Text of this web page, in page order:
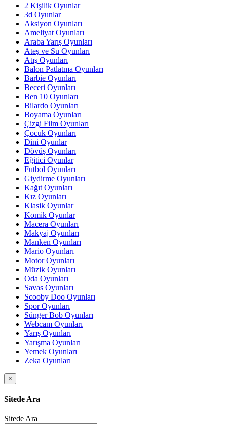
2 Kişilik Oyunlar
3d Oyunlar
Aksiyon Oyunları
Ameliyat Oyunları
Araba Yarış Oyunları
Ateş ve Su Oyunları
Atış Oyunları
Balon Patlatma Oyunları
Barbie Oyunları
Beceri Oyunları
Ben 10 Oyunları
Bilardo Oyunları
Boyama Oyunları
Çizgi Film Oyunları
Çocuk Oyunları
Dini Oyunlar
Dövüş Oyunları
Eğitici Oyunlar
Futbol Oyunları
Giydirme Oyunları
Kağıt Oyunları
Kız Oyunları
Klasik Oyunlar
Komik Oyunlar
Macera Oyunları
Makyaj Oyunları
Manken Oyunları
Mario Oyunları
Motor Oyunları
Müzik Oyunları
Oda Oyunları
Savas Oyunları
Scooby Doo Oyunları
Spor Oyunları
Sünger Bob Oyunları
Webcam Oyunları
Yarış Oyunları
Yarışma Oyunları
Yemek Oyunları
Zeka Oyunları
×
Sitede Ara
Sitede Ara